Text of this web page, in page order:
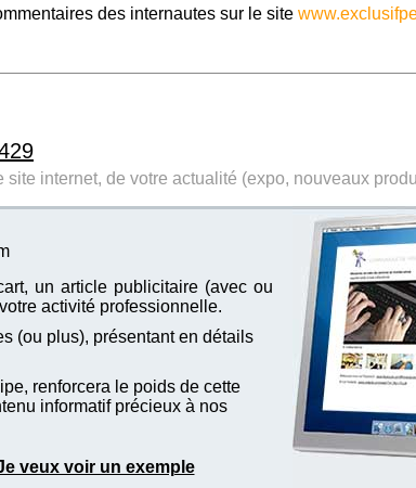
des internautes sur le site
internet, de votre actualité (expo, nouveaux
un article publicitaire (avec ou
activité professionnelle.
(ou plus), présentant en détails
renforcera le poids de cette
informatif précieux à nos
veux voir un exemple